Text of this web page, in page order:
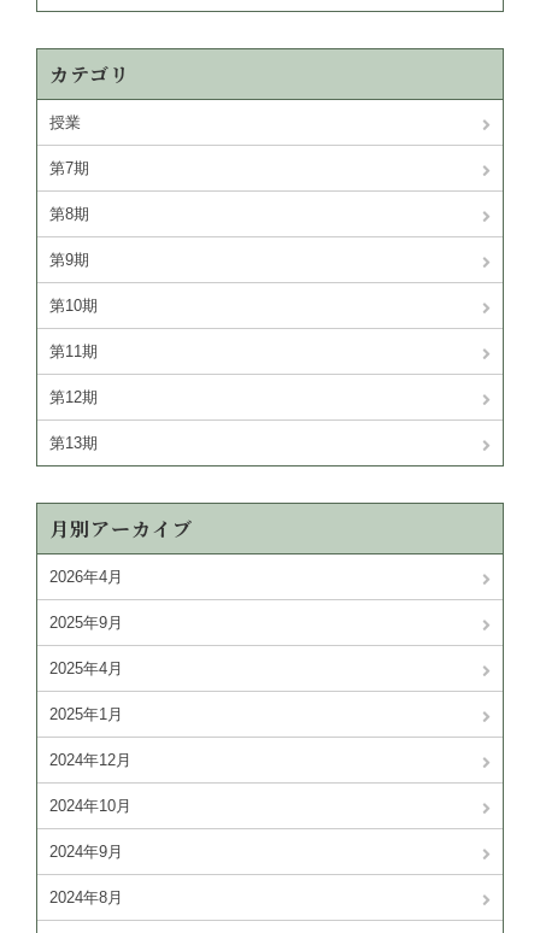
カテゴリ
授業
第7期
第8期
第9期
第10期
第11期
第12期
第13期
月別アーカイブ
2026年4月
2025年9月
2025年4月
2025年1月
2024年12月
2024年10月
2024年9月
2024年8月